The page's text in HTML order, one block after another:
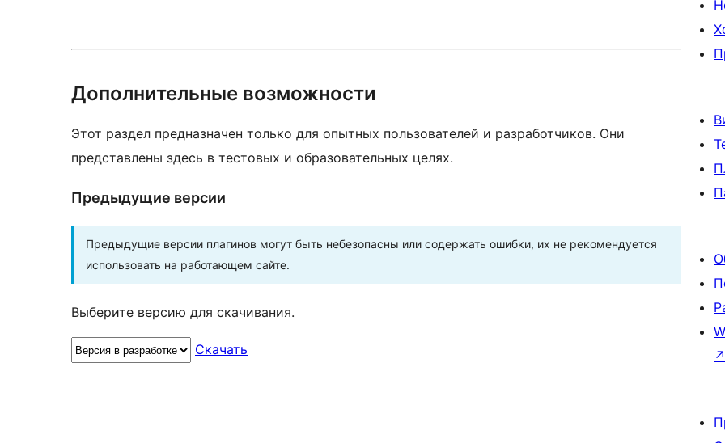
Дополнительные возможности
Этот раздел предназначен только для опытных пользователей и разработчиков. Они
представлены здесь в тестовых и образовательных целях.
Предыдущие версии
Предыдущие версии плагинов могут быть небезопасны или содержать ошибки, их не рекомендуется
использовать на работающем сайте.
Выберите версию для скачивания.
Скачать
↗